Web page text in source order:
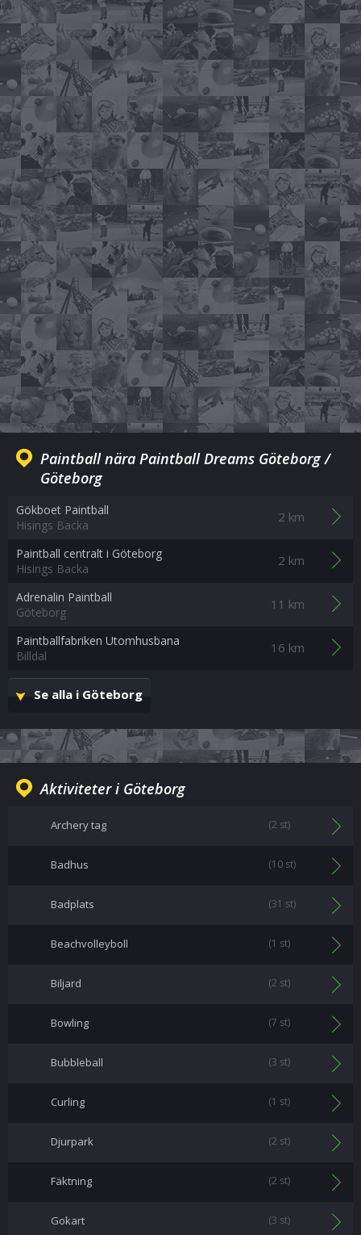
Paintball nära Paintball Dreams Göteborg /
Göteborg
Gökboet Paintball
Hisings Backa
2 km
Paintball centralt i Göteborg
Hisings Backa
2 km
Adrenalin Paintball
Göteborg
11 km
Paintballfabriken Utomhusbana
Billdal
16 km
Se alla i Göteborg
Aktiviteter i Göteborg
Archery tag (2 st)
Badhus (10 st)
Badplats (31 st)
Beachvolleyboll (1 st)
Biljard (2 st)
Bowling (7 st)
Bubbleball (3 st)
Curling (1 st)
Djurpark (2 st)
Fäktning (2 st)
Gokart (3 st)